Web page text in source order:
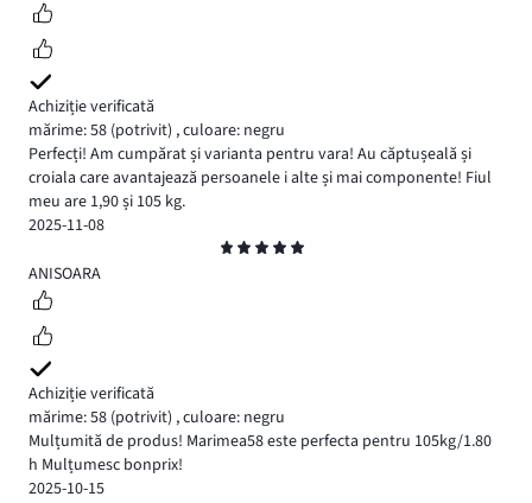
Achiziție verificată
mărime: 58 (potrivit) ,culoare: negru
Perfecți! Am cumpărat și varianta pentru vara! Au căptușeală și
croiala care avantajează persoanele i alte și mai componente! Fiul
meu are 1,90 și 105 kg.
2025-11-08
5
ANISOARA
Achiziție verificată
mărime: 58 (potrivit) ,culoare: negru
Mulțumită de produs! Marimea58 este perfecta pentru 105kg/1.80
h Mulțumesc bonprix!
2025-10-15